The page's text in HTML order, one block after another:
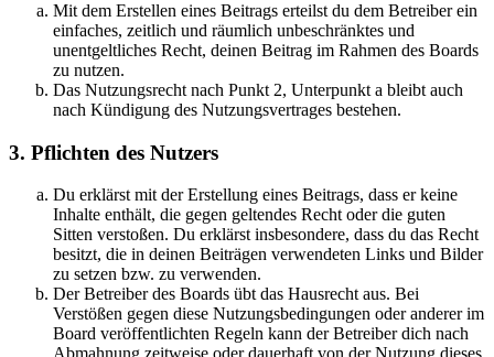
Mit dem Erstellen eines Beitrags erteilst du dem Betreiber ein
einfaches, zeitlich und räumlich unbeschränktes und
unentgeltliches Recht, deinen Beitrag im Rahmen des Boards
zu nutzen.
Das Nutzungsrecht nach Punkt 2, Unterpunkt a bleibt auch
nach Kündigung des Nutzungsvertrages bestehen.
3. Pflichten des Nutzers
Du erklärst mit der Erstellung eines Beitrags, dass er keine
Inhalte enthält, die gegen geltendes Recht oder die guten
Sitten verstoßen. Du erklärst insbesondere, dass du das Recht
besitzt, die in deinen Beiträgen verwendeten Links und Bilder
zu setzen bzw. zu verwenden.
Der Betreiber des Boards übt das Hausrecht aus. Bei
Verstößen gegen diese Nutzungsbedingungen oder anderer im
Board veröffentlichten Regeln kann der Betreiber dich nach